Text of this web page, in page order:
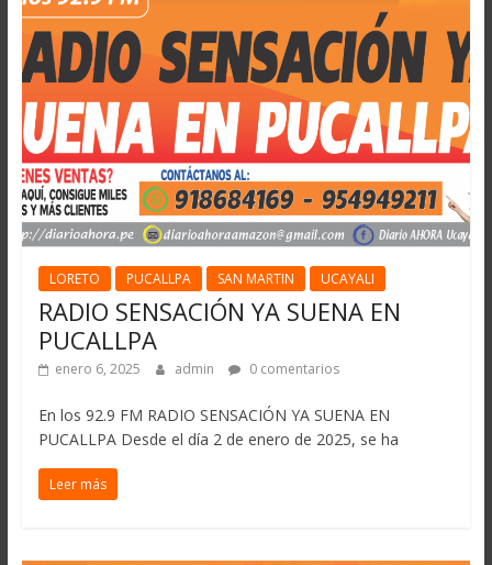
LORETO PUCALLPA SAN MARTIN UCAYALI
RADIO SENSACIÓN YA SUENA EN
PUCALLPA
enero 6, 2025 admin 0 comentarios
En los 92.9 FM RADIO SENSACIÓN YA SUENA EN
PUCALLPA Desde el día 2 de enero de 2025, se ha
Leer más